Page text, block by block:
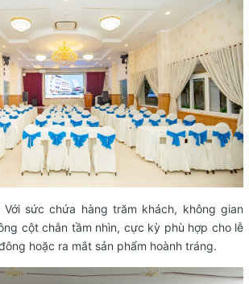
Với sức chứa hàng trăm khách, không gian
cột chắn tầm nhìn, cực kỳ phù hợp cho lễ
hoặc ra mắt sản phẩm hoành tráng.